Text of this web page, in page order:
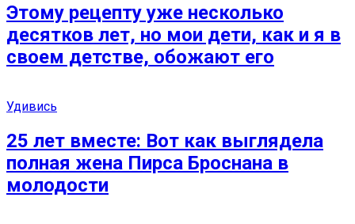
Этому рецепту уже несколько
десятков лет, но мои дети, как и я в
своем детстве, обожают его
Удивись
25 лет вместе: Вот как выглядела
полная жена Пирса Броснана в
молодости